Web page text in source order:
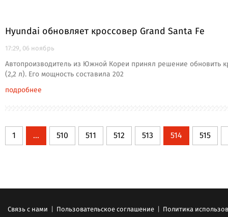
Hyundai обновляет кроссовер Grand Santa Fe
17:29, 06 ноябрь
Автопроизводитель из Южной Кореи принял решение обновить
(2,2 л). Его мощность составила 202
подробнее
1 ... 510 511 512 513 514 515
Связь с нами | Пользовательское соглашение | Политика